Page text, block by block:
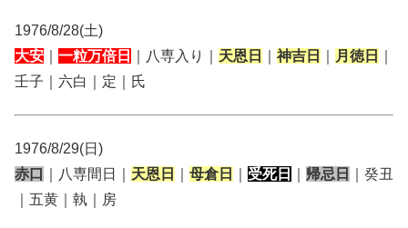
1976/8/28(土)
大安
一粒万倍日 ｜八専入り｜ 天恩日 神吉日 月徳日
壬子｜六白｜定｜氏
1976/8/29(日)
赤口
｜八専間日｜ 天恩日 母倉日 受死日 帰忌日
｜癸丑
｜五黄｜執｜房